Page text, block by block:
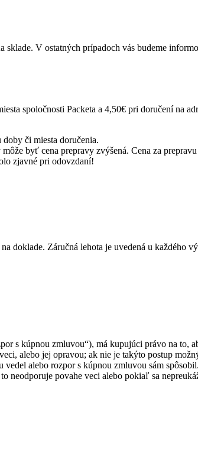
V ostatných prípadoch vás budeme
spoločnosti Packeta a 4,50€ pri doručení na
či miesta doručenia.
byť cena prepravy zvýšená. Cena za
zjavné pri odovzdaní!
doklade. Záručná lehota je uvedená u každého
s kúpnou zmluvou“), má kupujúci právo na to,
alebo jej opravou; ak nie je takýto postup
alebo rozpor s kúpnou zmluvou sám
neodporuje povahe veci alebo pokiaľ sa